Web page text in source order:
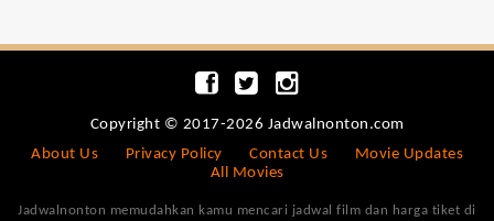
Copyright © 2017-2026 Jadwalnonton.com
About Us
Privacy Policy Contact Us
Movie Updates
All Movies
Jadwalnonton memudahkan kamu mencari jadwal film dan harga tiket di